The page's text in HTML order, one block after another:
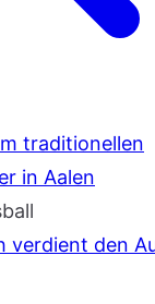
traditionellen
in Aalen
verdient den